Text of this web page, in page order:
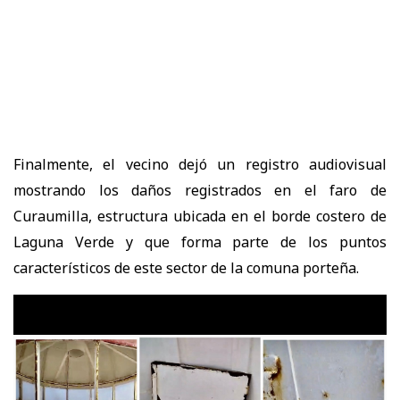
Finalmente, el vecino dejó un registro audiovisual
mostrando los daños registrados en el faro de
Curaumilla, estructura ubicada en el borde costero de
Laguna Verde y que forma parte de los puntos
característicos de este sector de la comuna porteña.